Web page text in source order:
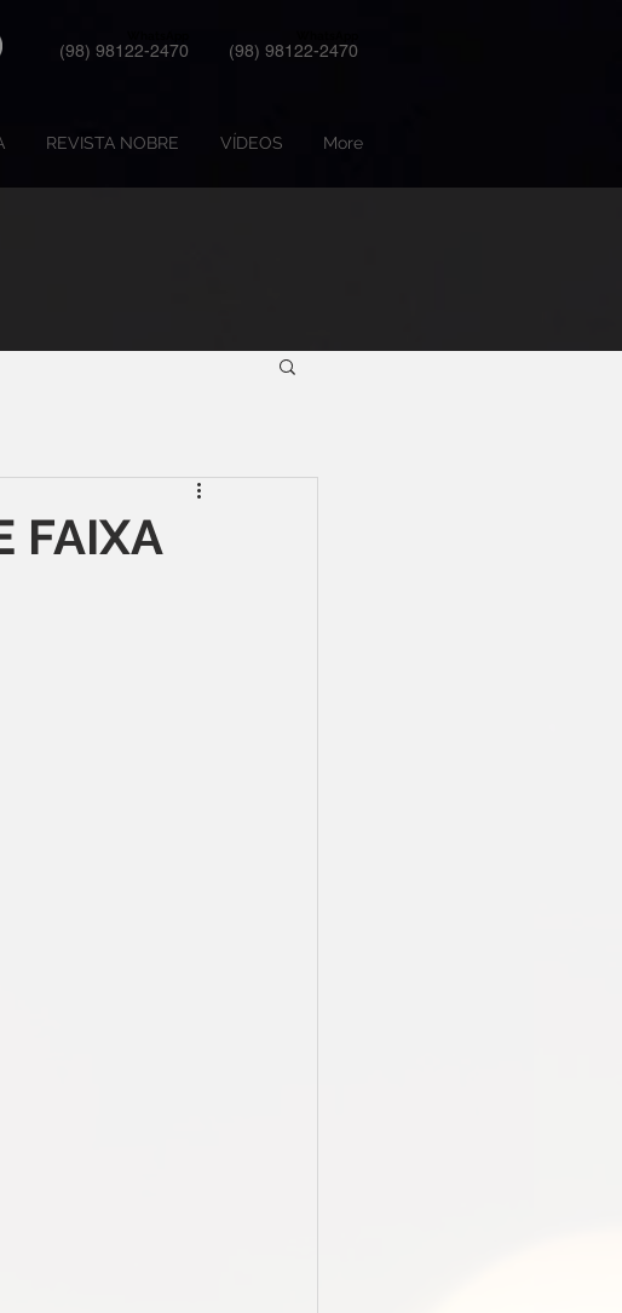
(98) 98122-2470 (98) 98122-2470
REVISTA NOBRE VÍDEOS More
FAIXA